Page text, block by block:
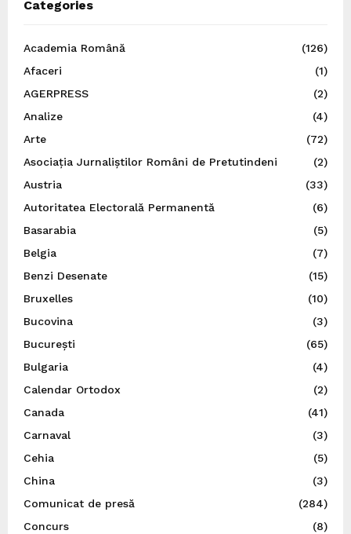
Categories
Academia Română
(126)
Afaceri
(1)
AGERPRESS
(2)
Analize
(4)
Arte
(72)
Asociația Jurnaliștilor Români de Pretutindeni
(2)
Austria
(33)
Autoritatea Electorală Permanentă
(6)
Basarabia
(5)
Belgia
(7)
Benzi Desenate
(15)
Bruxelles
(10)
Bucovina
(3)
București
(65)
Bulgaria
(4)
Calendar Ortodox
(2)
Canada
(41)
Carnaval
(3)
Cehia
(5)
China
(3)
Comunicat de presă
(284)
Concurs
(8)